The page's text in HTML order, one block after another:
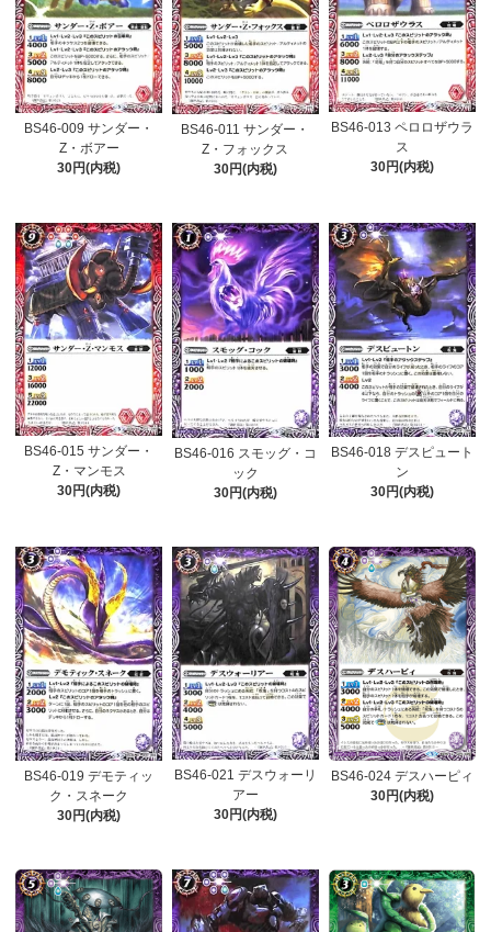
BS46-009 サンダー・
Z・ボアー
30円(内税)
BS46-011 サンダー・
Z・フォックス
30円(内税)
BS46-013 ペロロザウラ
ス
30円(内税)
BS46-015 サンダー・
Z・マンモス
30円(内税)
BS46-016 スモッグ・コ
ック
30円(内税)
BS46-018 デスピュート
ン
30円(内税)
BS46-019 デモティッ
ク・スネーク
30円(内税)
BS46-021 デスウォーリ
アー
30円(内税)
BS46-024 デスハーピィ
30円(内税)